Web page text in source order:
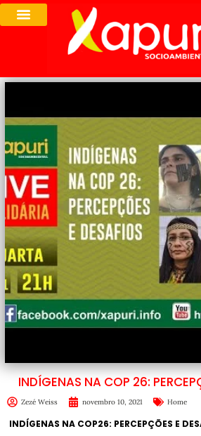
INDÍGENAS NA COP 26:
Zezé Weiss novembro 10, 2021 Home
INDÍGENAS NA COP26: PERCEPÇÕES E